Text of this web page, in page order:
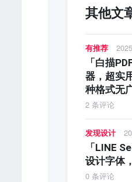
其他文
有推荐
「白描
器，超实
种格式无
2 条评论
发现设计
「LINE
设计字体
0 条评论